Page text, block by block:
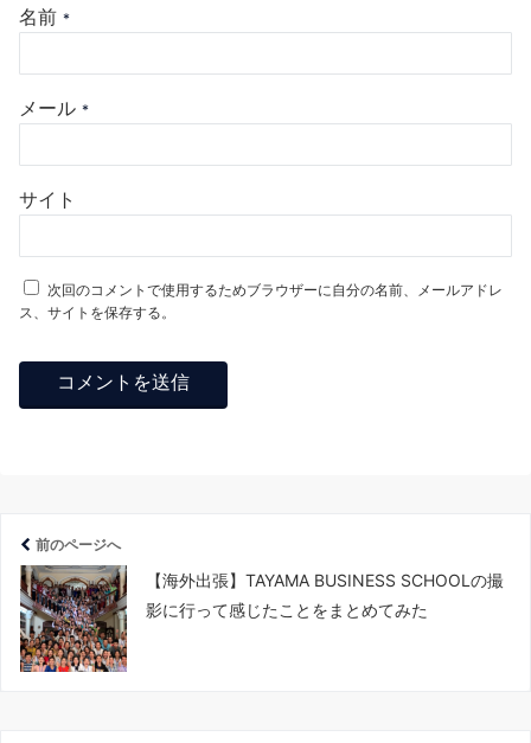
名前 *
メール *
サイト
次回のコメントで使用するためブラウザーに自分の名前、メールアドレ
ス、サイトを保存する。
前のページへ
【海外出張】TAYAMA BUSINESS SCHOOLの撮
影に行って感じたことをまとめてみた